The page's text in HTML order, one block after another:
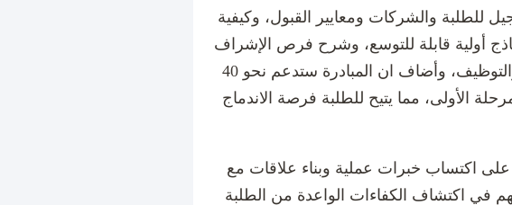
للطلبة والشركات ومعايير القبول، وكيفية
أولية قابلة للتوسع، وشرح فرص الإشراف
الصناعي، التدريب، والتوظيف، وأضاف ان المبادرة ستدعم نحو 40
الأولى، مما يتيح للطلبة فرصة الاندماج
على اكتساب خبرات عملية وبناء علاقات مع
في اكتشاف الكفاءات الواعدة من الطلبة